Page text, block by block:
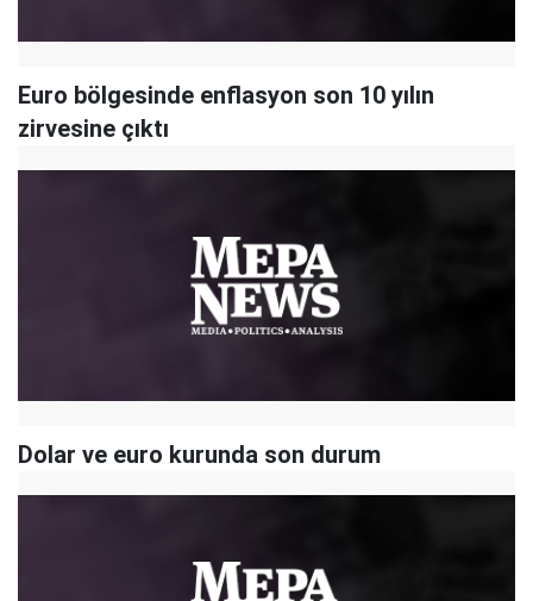
Euro bölgesinde enflasyon son 10 yılın
zirvesine çıktı
Dolar ve euro kurunda son durum